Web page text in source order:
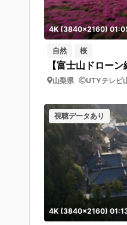
4K (3840x2160)
自然 桜
【富士山ドロー
山梨県 UTYテレビ
視聴データあり
4K (3840x2160)